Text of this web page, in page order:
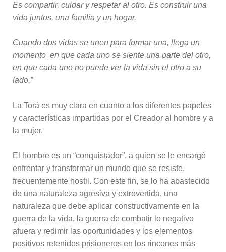
Es compartir, cuidar y respetar al otro. Es construir una
vida juntos, una familia y un hogar.
Cuando dos vidas se unen para formar una, llega un
momento en que cada uno se siente una parte del otro,
en que cada uno no puede ver la vida sin el otro a su
lado.”
La Torá es muy clara en cuanto a los diferentes papeles
y características impartidas por el Creador al hombre y a
la mujer.
El hombre es un “conquistador”, a quien se le encargó
enfrentar y transformar un mundo que se resiste,
frecuentemente hostil. Con este fin, se lo ha abastecido
de una naturaleza agresiva y extrovertida, una
naturaleza que debe aplicar constructivamente en la
guerra de la vida, la guerra de combatir lo negativo
afuera y redimir las oportunidades y los elementos
positivos retenidos prisioneros en los rincones más